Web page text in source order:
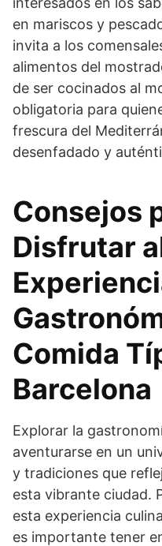
en mariscos y
invita a los
alimentos del
de ser cocinados al
obligatoria para
frescura del
desenfadado y
Consejos
Disfrutar
Comida
Barcelona
Explorar la
aventurarse en un
y tradiciones que
esta vibrante ciudad.
esta experiencia
es importante tener